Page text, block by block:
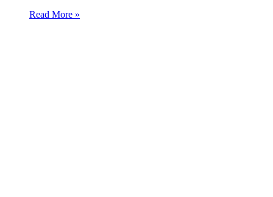
Read More »